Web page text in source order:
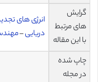
گرایش
های مرتبط
با این مقاله
انرژی های
دریایی–
چاپ شده
در مجله